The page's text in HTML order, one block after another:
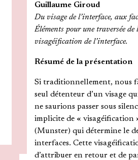
Guillaume Giroud
Du visage de l’interface, aux
Éléments pour une traversée de
visagéification de l’interface.
Résumé de la présentation
Si traditionnellement, nous
seul détenteur d’un visage
ne saurions passer sous
implicite de « visagéification
(Munster) qui détermine le
interfaces. Cette
d’attribuer en retour et de